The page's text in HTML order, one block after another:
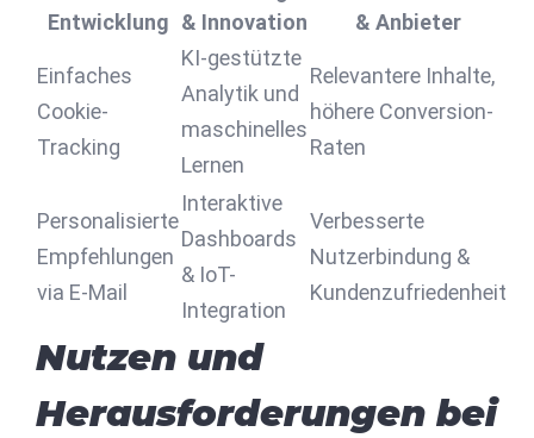
Entwicklung & Innovation
& Anbieter
Einfaches
Cookie-
Tracking
KI-gestützte
Analytik und
maschinelles
Lernen
Relevantere Inhalte,
höhere Conversion-
Raten
Personalisierte
Empfehlungen
via E-Mail
Interaktive
Dashboards
& IoT-
Integration
Verbesserte
Nutzerbindung &
Kundenzufriedenheit
Nutzen und
Herausforderungen bei